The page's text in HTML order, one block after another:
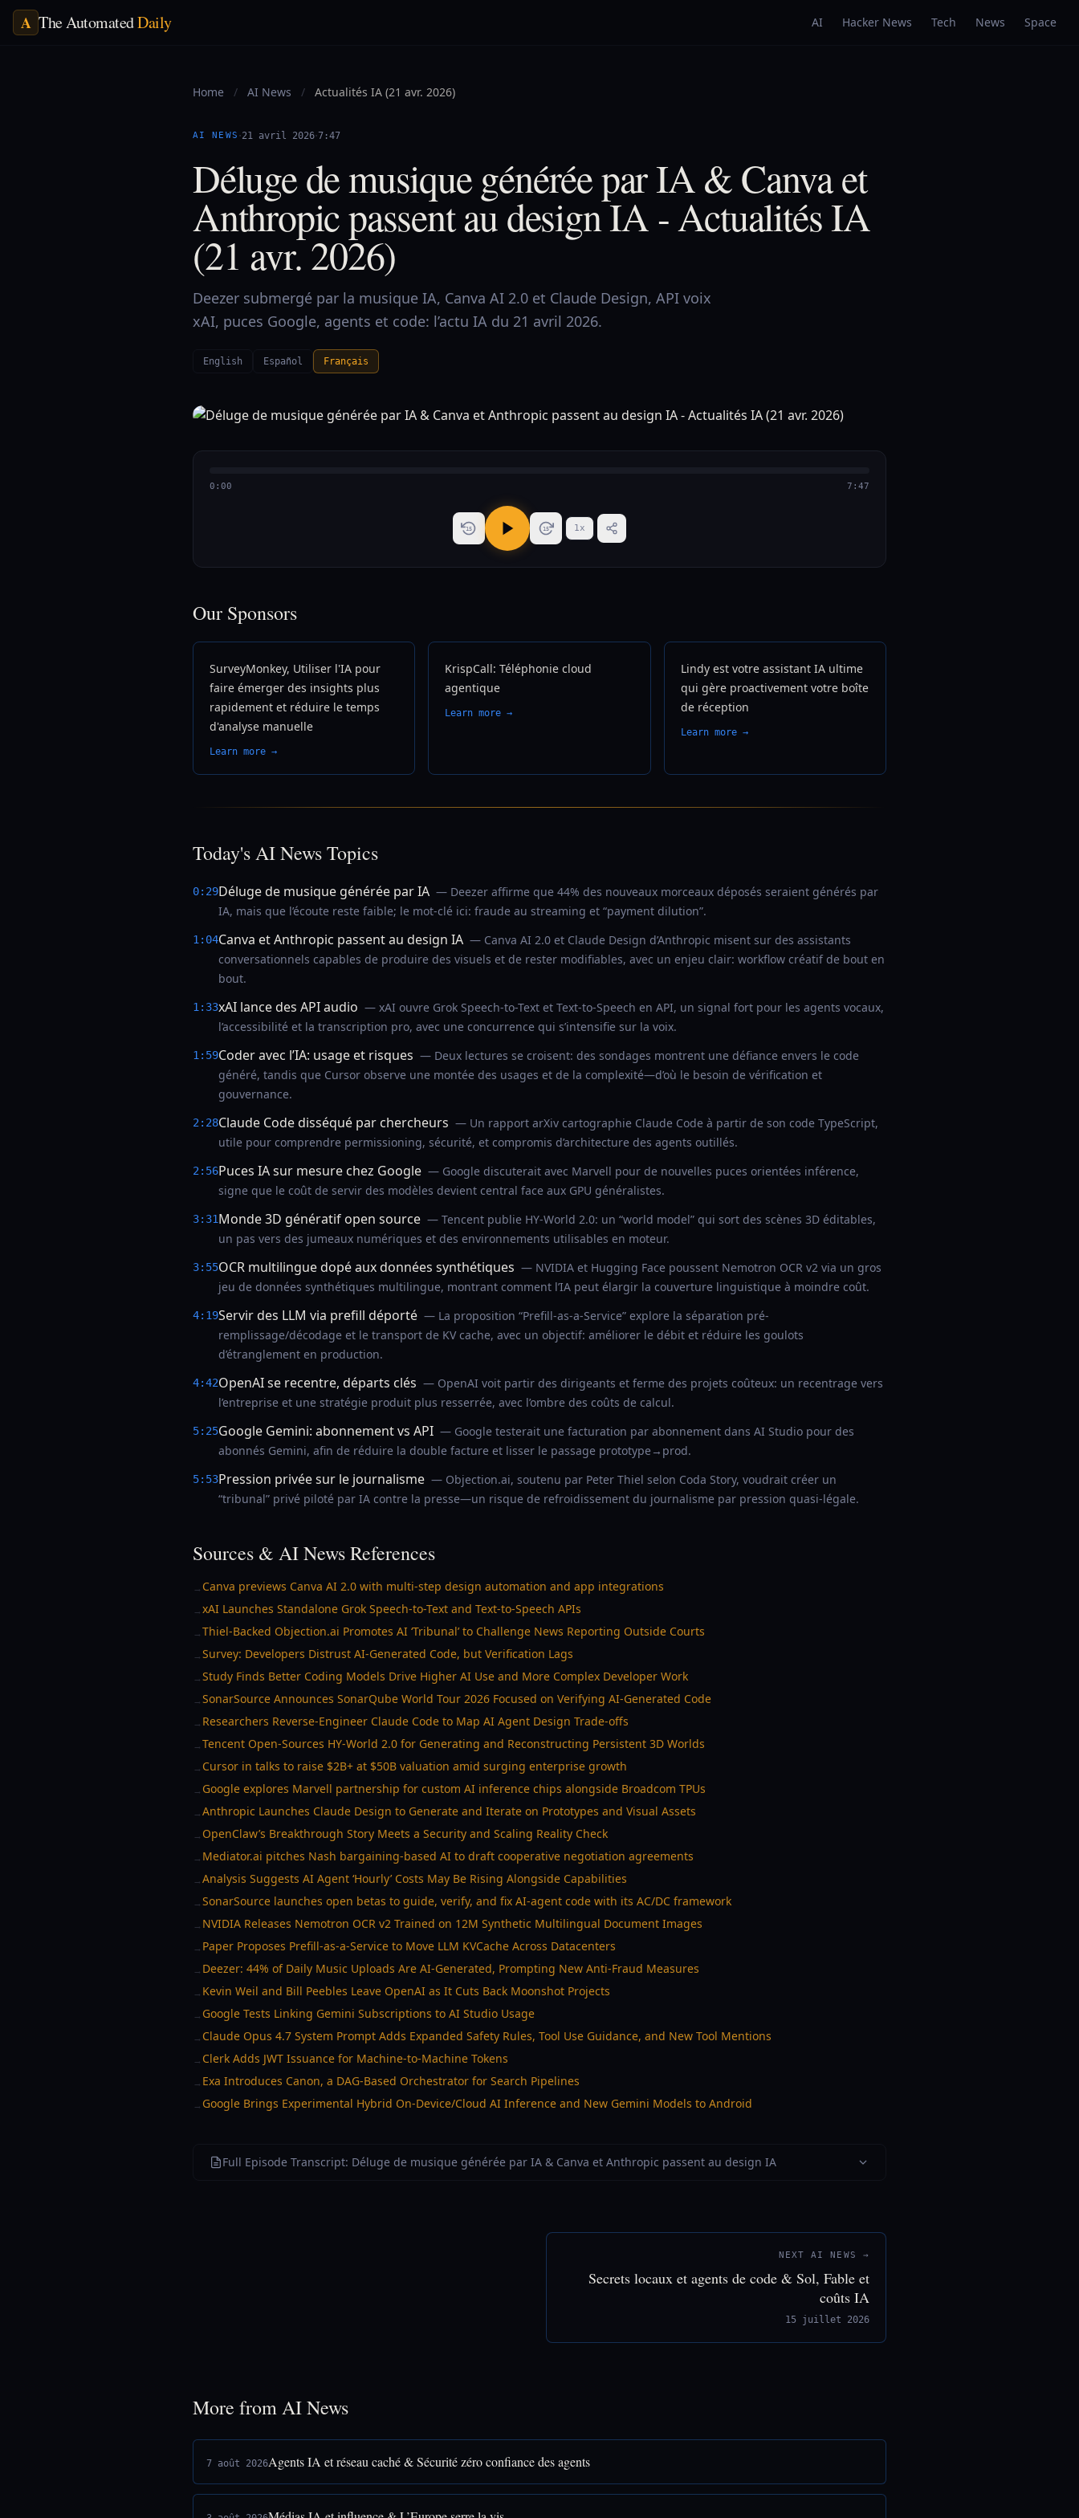
A The AutomatedDaily AI Hacker News Tech News Space
Home / AI News / Actualités IA (21 avr. 2026)
AI NEWS ·21 avril 2026·7:47
Déluge de musique générée par IA & Canva et
Anthropic passent au design IA - Actualités IA
(21 avr. 2026)
Deezer submergé par la musique IA, Canva AI 2.0 et Claude Design, API voix
xAI, puces Google, agents et code: l’actu IA du 21 avril 2026.
English Español Français
0:00 7:47
15 15 1x
Our Sponsors
SurveyMonkey, Utiliser l'IA pour
faire émerger des insights plus
rapidement et réduire le temps
d'analyse manuelle
Learn more →
KrispCall: Téléphonie cloud
agentique
Learn more →
Lindy est votre assistant IA ultime
qui gère proactivement votre boîte
de réception
Learn more →
Today's AI News Topics
0:29Déluge de musique générée par IA — Deezer affirme que 44% des nouveaux morceaux déposés seraient générés par
IA, mais que l’écoute reste faible; le mot-clé ici: fraude au streaming et “payment dilution”.
1:04Canva et Anthropic passent au design IA — Canva AI 2.0 et Claude Design d’Anthropic misent sur des assistants
conversationnels capables de produire des visuels et de rester modifiables, avec un enjeu clair: workflow créatif de bout en
bout.
1:33xAI lance des API audio — xAI ouvre Grok Speech-to-Text et Text-to-Speech en API, un signal fort pour les agents vocaux,
l’accessibilité et la transcription pro, avec une concurrence qui s’intensifie sur la voix.
1:59Coder avec l’IA: usage et risques — Deux lectures se croisent: des sondages montrent une défiance envers le code
généré, tandis que Cursor observe une montée des usages et de la complexité—d’où le besoin de vérification et
gouvernance.
2:28Claude Code disséqué par chercheurs — Un rapport arXiv cartographie Claude Code à partir de son code TypeScript,
utile pour comprendre permissioning, sécurité, et compromis d’architecture des agents outillés.
2:56Puces IA sur mesure chez Google — Google discuterait avec Marvell pour de nouvelles puces orientées inférence,
signe que le coût de servir des modèles devient central face aux GPU généralistes.
3:31Monde 3D génératif open source — Tencent publie HY-World 2.0: un “world model” qui sort des scènes 3D éditables,
un pas vers des jumeaux numériques et des environnements utilisables en moteur.
3:55OCR multilingue dopé aux données synthétiques — NVIDIA et Hugging Face poussent Nemotron OCR v2 via un gros
jeu de données synthétiques multilingue, montrant comment l’IA peut élargir la couverture linguistique à moindre coût.
4:19Servir des LLM via prefill déporté — La proposition “Prefill-as-a-Service” explore la séparation pré-
remplissage/décodage et le transport de KV cache, avec un objectif: améliorer le débit et réduire les goulots
d’étranglement en production.
4:42OpenAI se recentre, départs clés — OpenAI voit partir des dirigeants et ferme des projets coûteux: un recentrage vers
l’entreprise et une stratégie produit plus resserrée, avec l’ombre des coûts de calcul.
5:25Google Gemini: abonnement vs API — Google testerait une facturation par abonnement dans AI Studio pour des
abonnés Gemini, afin de réduire la double facture et lisser le passage prototype→prod.
5:53Pression privée sur le journalisme — Objection.ai, soutenu par Peter Thiel selon Coda Story, voudrait créer un
“tribunal” privé piloté par IA contre la presse—un risque de refroidissement du journalisme par pression quasi-légale.
Sources & AI News References
→ Canva previews Canva AI 2.0 with multi-step design automation and app integrations
→xAI Launches Standalone Grok Speech-to-Text and Text-to-Speech APIs
→Thiel-Backed Objection.ai Promotes AI ‘Tribunal’ to Challenge News Reporting Outside Courts
→Survey: Developers Distrust AI-Generated Code, but Verification Lags
→Study Finds Better Coding Models Drive Higher AI Use and More Complex Developer Work
→SonarSource Announces SonarQube World Tour 2026 Focused on Verifying AI-Generated Code
→ Researchers Reverse-Engineer Claude Code to Map AI Agent Design Trade-offs
→Tencent Open-Sources HY-World 2.0 for Generating and Reconstructing Persistent 3D Worlds
→ Cursor in talks to raise $2B+ at $50B valuation amid surging enterprise growth
→ Google explores Marvell partnership for custom AI inference chips alongside Broadcom TPUs
→Anthropic Launches Claude Design to Generate and Iterate on Prototypes and Visual Assets
→ OpenClaw’s Breakthrough Story Meets a Security and Scaling Reality Check
→ Mediator.ai pitches Nash bargaining-based AI to draft cooperative negotiation agreements
→Analysis Suggests AI Agent ‘Hourly’ Costs May Be Rising Alongside Capabilities
→SonarSource launches open betas to guide, verify, and fix AI-agent code with its AC/DC framework
→ NVIDIA Releases Nemotron OCR v2 Trained on 12M Synthetic Multilingual Document Images
→ Paper Proposes Prefill-as-a-Service to Move LLM KVCache Across Datacenters
→ Deezer: 44% of Daily Music Uploads Are AI-Generated, Prompting New Anti-Fraud Measures
→ Kevin Weil and Bill Peebles Leave OpenAI as It Cuts Back Moonshot Projects
→ Google Tests Linking Gemini Subscriptions to AI Studio Usage
→ Claude Opus 4.7 System Prompt Adds Expanded Safety Rules, Tool Use Guidance, and New Tool Mentions
→ Clerk Adds JWT Issuance for Machine-to-Machine Tokens
→ Exa Introduces Canon, a DAG-Based Orchestrator for Search Pipelines
→ Google Brings Experimental Hybrid On-Device/Cloud AI Inference and New Gemini Models to Android
Full Episode Transcript: Déluge de musique générée par IA & Canva et Anthropic passent au design IA
NEXT AI NEWS →
Secrets locaux et agents de code & Sol, Fable et
coûts IA
15 juillet 2026
More from AI News
7 août 2026Agents IA et réseau caché & Sécurité zéro confiance des agents